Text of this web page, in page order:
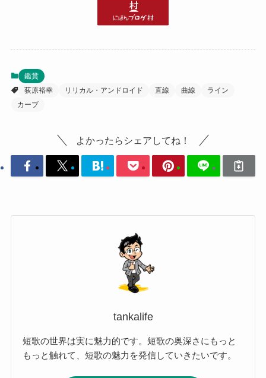
鑑賞
荻原裕幸
リリカル・アンドロイド 直線 曲線
ライン
カーブ
よかったらシェアしてね！
tankalife
短歌の世界は実に魅力的です。短歌の奥深さにもっと
もっと触れて、短歌の魅力を発信していきたいです。